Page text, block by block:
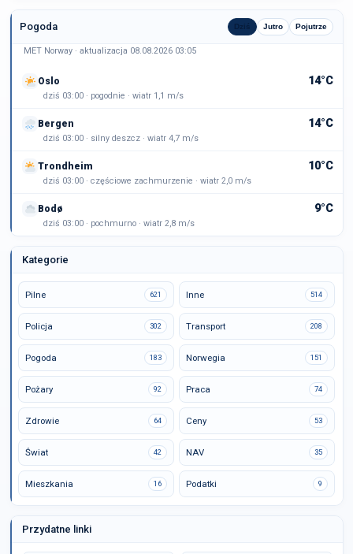
Pogoda Dziś Jutro Pojutrze
MET Norway · aktualizacja 08.08.2026 03:05
Oslo 14°C
dziś 03:00 · pogodnie · wiatr 1,1 m/s
Bergen 14°C
dziś 03:00 · silny deszcz · wiatr 4,7 m/s
Trondheim 10°C
dziś 03:00 · częściowe zachmurzenie · wiatr 2,0 m/s
Bodø 9°C
dziś 03:00 · pochmurno · wiatr 2,8 m/s
Kategorie
Pilne 621 Inne 514
Policja 302 Transport 208
Pogoda 183 Norwegia 151
Pożary 92 Praca 74
Zdrowie 64 Ceny 53
Świat 42 NAV 35
Mieszkania 16 Podatki 9
Przydatne linki